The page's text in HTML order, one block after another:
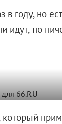
в году, но
идут, но
который